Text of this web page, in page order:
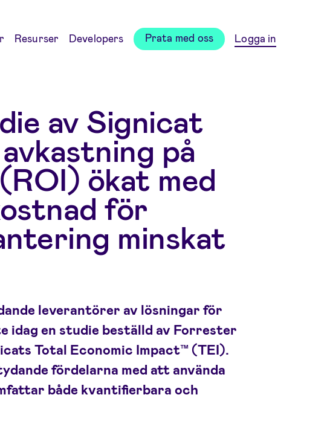
Resurser Developers Prata med oss Logga in
av Signicat
på
ökat med
för
minskat
leverantörer av lösningar för
idag en studie beställd av Forrester
Total Economic Impact™ (TEI).
fördelarna med att använda
både kvantifierbara och